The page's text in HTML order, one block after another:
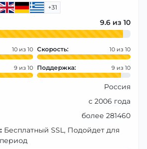
+31
9.6
10 Скорость: 10
9 Поддержка: 9
Россия
с 2006 года
более 281460
Бесплатный SSL, Подойдет для